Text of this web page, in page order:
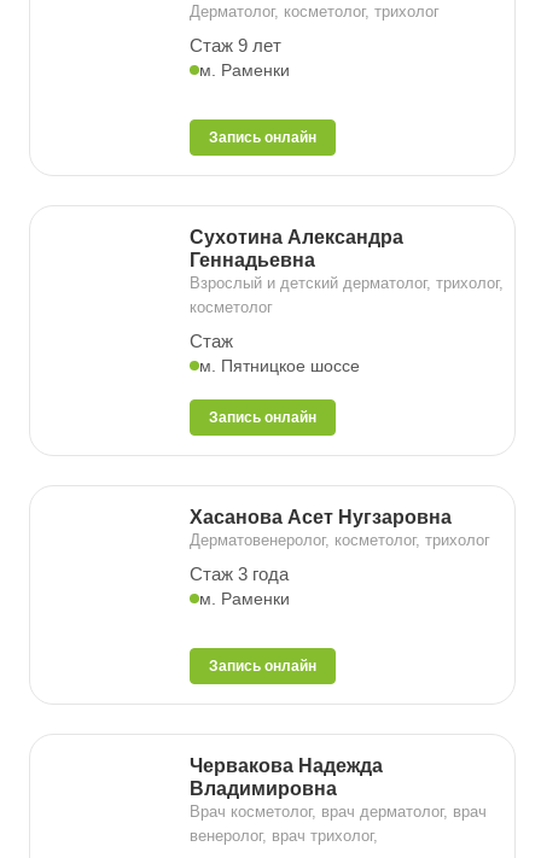
Дерматолог, косметолог, трихолог
Стаж 9 лет
м. Раменки
Запись онлайн
Сухотина Александра
Геннадьевна
Взрослый и детский дерматолог, трихолог,
косметолог
Стаж
м. Пятницкое шоссе
Запись онлайн
Хасанова Асет Нугзаровна
Дерматовенеролог, косметолог, трихолог
Стаж 3 года
м. Раменки
Запись онлайн
Червакова Надежда
Владимировна
Врач косметолог, врач дерматолог, врач
венеролог, врач трихолог,